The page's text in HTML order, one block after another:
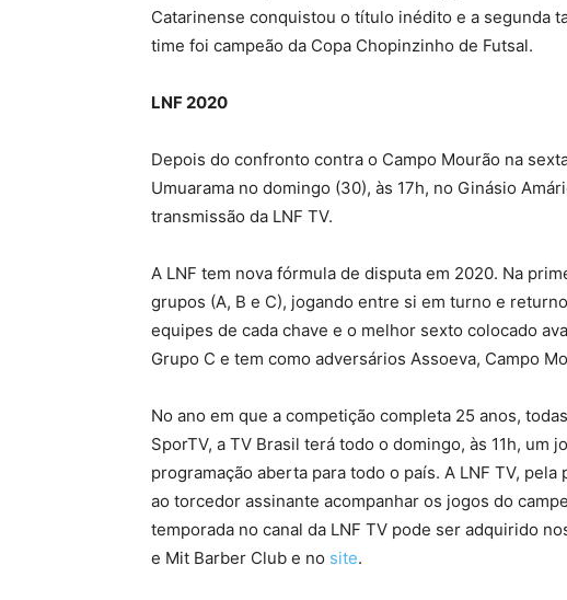
Catarinense conquistou o título inédito e a segunda
time foi campeão da Copa Chopinzinho de Futsal.
LNF 2020
Depois do confronto contra o Campo Mourão na
Umuarama no domingo (30), às 17h, no Ginásio
transmissão da LNF TV.
A LNF tem nova fórmula de disputa em 2020. Na
grupos (A, B e C), jogando entre si em turno e
equipes de cada chave e o melhor sexto colocado
Grupo C e tem como adversários Assoeva, Campo
No ano em que a competição completa 25 anos,
SporTV, a TV Brasil terá todo o domingo, às 11h, um
programação aberta para todo o país. A LNF TV,
ao torcedor assinante acompanhar os jogos do
temporada no canal da LNF TV pode ser adquirido
e Mit Barber Club e no site.